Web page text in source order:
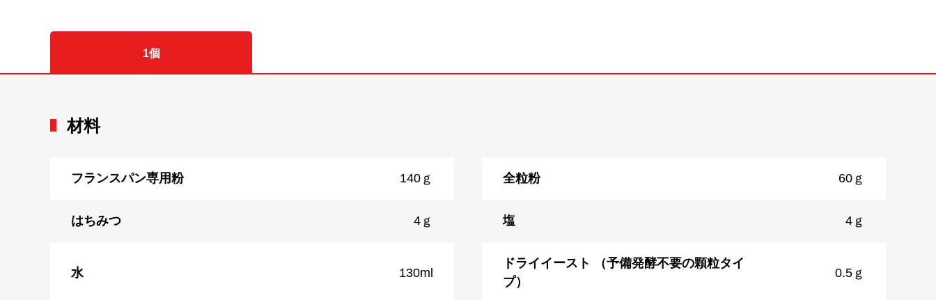
1個
材料
フランスパン専用粉 140ｇ 全粒粉 60ｇ
はちみつ 4ｇ 塩 4ｇ
水 130ml
ドライイースト （予備発酵不要の顆粒タイ
プ）
0.5ｇ